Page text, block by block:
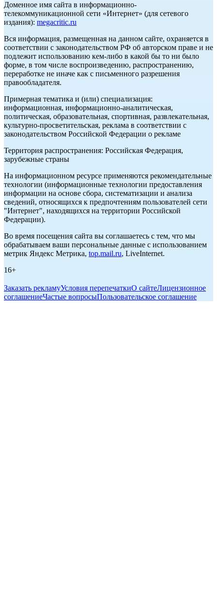
Доменное имя сайта в информационно-
телекоммуникационной сети «Интернет» (для сетевого
издания): megacritic.ru
Вся информация, размещенная на данном сайте, охраняется в
соответствии с законодательством РФ об авторском праве и не
подлежит использованию кем-либо в какой бы то ни было
форме, в том числе воспроизведению, распространению,
переработке не иначе как с письменного разрешения
правообладателя.
Примерная тематика и (или) специализация:
информационная, информационно-аналитическая,
политическая, образовательная, спортивная, развлекательная,
культурно-просветительская, реклама в соответствии с
законодательством Российской Федерации о рекламе
Территория распространения: Российская Федерация,
зарубежные страны
На информационном ресурсе применяются рекомендательные
технологии (информационные технологии предоставления
информации на основе сбора, систематизации и анализа
сведений, относящихся к предпочтениям пользователей сети
"Интернет", находящихся на территории Российской
Федерации).
Во время посещения сайта вы соглашаетесь с тем, что мы
обрабатываем ваши персональные данные с использованием
метрик Яндекс Метрика, top.mail.ru, LiveInternet.
16+
Заказать рекламуУсловия перепечаткиО сайтеЛицензионное
соглашениеЧастые вопросыПользовательское соглашение